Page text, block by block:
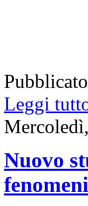
Leggi
Nuovo